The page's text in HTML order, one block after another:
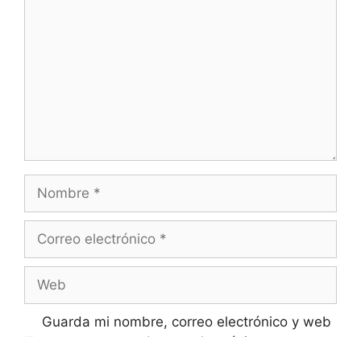
Nombre
Correo
Web
Guarda mi nombre, correo electrónico y web